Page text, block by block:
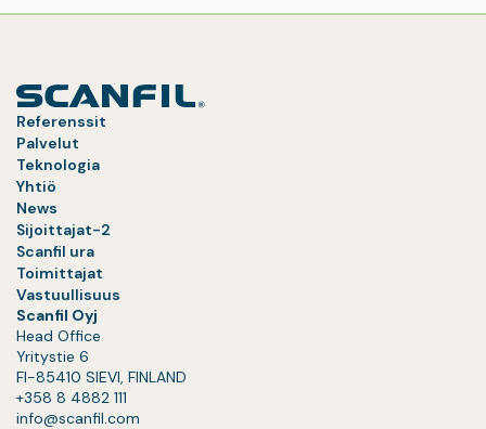
Referenssit
Palvelut
Teknologia
Yhtiö
News
Sijoittajat-2
Scanfil ura
Toimittajat
Vastuullisuus
Scanfil Oyj
Head Office
Yritystie 6
FI-85410 SIEVI, FINLAND
+358 8 4882 111
info@scanfil.com